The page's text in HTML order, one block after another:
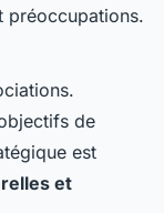
préoccupations.
de
est
et